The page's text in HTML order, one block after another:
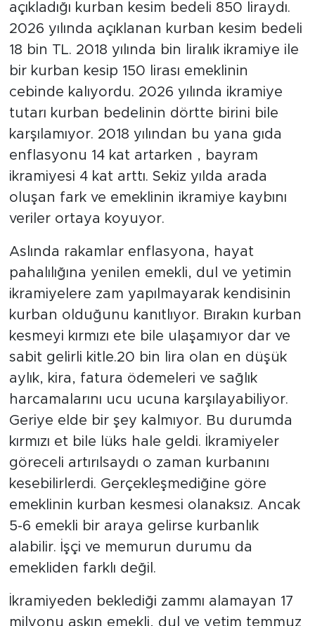
açıkladığı kurban kesim bedeli 850 liraydı.
2026 yılında açıklanan kurban kesim bedeli
18 bin TL. 2018 yılında bin liralık ikramiye ile
bir kurban kesip 150 lirası emeklinin
cebinde kalıyordu. 2026 yılında ikramiye
tutarı kurban bedelinin dörtte birini bile
karşılamıyor. 2018 yılından bu yana gıda
enflasyonu 14 kat artarken , bayram
ikramiyesi 4 kat arttı. Sekiz yılda arada
oluşan fark ve emeklinin ikramiye kaybını
veriler ortaya koyuyor.
Aslında rakamlar enflasyona, hayat
pahalılığına yenilen emekli, dul ve yetimin
ikramiyelere zam yapılmayarak kendisinin
kurban olduğunu kanıtlıyor. Bırakın kurban
kesmeyi kırmızı ete bile ulaşamıyor dar ve
sabit gelirli kitle.20 bin lira olan en düşük
aylık, kira, fatura ödemeleri ve sağlık
harcamalarını ucu ucuna karşılayabiliyor.
Geriye elde bir şey kalmıyor. Bu durumda
kırmızı et bile lüks hale geldi. İkramiyeler
göreceli artırılsaydı o zaman kurbanını
kesebilirlerdi. Gerçekleşmediğine göre
emeklinin kurban kesmesi olanaksız. Ancak
5-6 emekli bir araya gelirse kurbanlık
alabilir. İşçi ve memurun durumu da
emekliden farklı değil.
İkramiyeden beklediği zammı alamayan 17
milyonu aşkın emekli, dul ve yetim temmuz